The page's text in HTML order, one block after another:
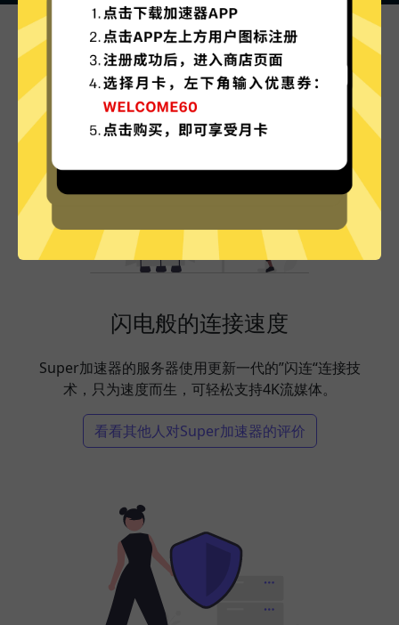
Super加速器的特色
闪电般的连接速度
Super加速器的服务器使用更新一代的”闪连“连接技
术，只为速度而生，可轻松支持4K流媒体。
看看其他人对Super加速器的评价